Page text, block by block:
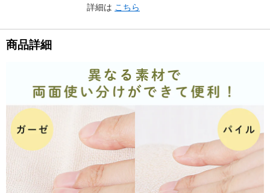
詳細は こちら
商品詳細